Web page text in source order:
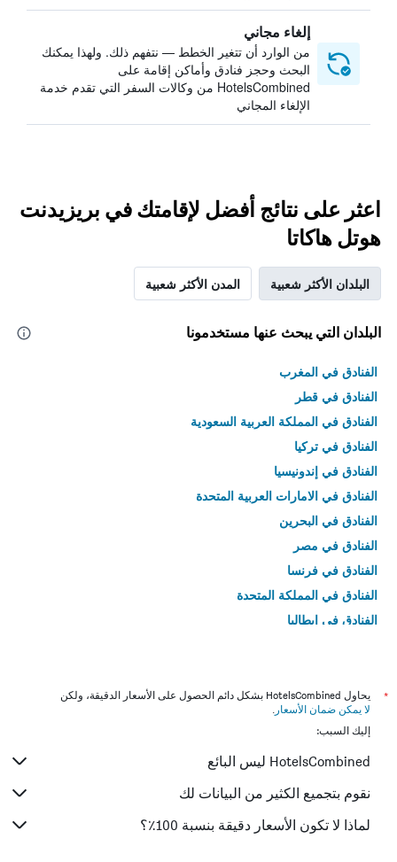
إلغاء مجاني
من الوارد أن تتغير الخطط — نتفهم ذلك. ولهذا يمكنك
البحث وحجز فنادق وأماكن إقامة على
HotelsCombined من وكالات السفر التي تقدم خدمة
الإلغاء المجاني
اعثر على نتائج أفضل لإقامتك في بريزيدنت
هوتل هاكاتا
البلدان الأكثر شعبية المدن الأكثر شعبية
البلدان التي يبحث عنها مستخدمونا
الفنادق في المغرب
الفنادق في قطر
الفنادق في المملكة العربية السعودية
الفنادق في تركيا
الفنادق في إندونيسيا
الفنادق في الامارات العربية المتحدة
الفنادق في البحرين
الفنادق في مصر
الفنادق في فرنسا
الفنادق في المملكة المتحدة
الفنادق في إيطاليا
*
يحاول HotelsCombined بشكل دائم الحصول على الأسعار الدقيقة، ولكن
لا يمكن ضمان الأسعار .
إليك السبب:
HotelsCombined ليس البائع
نقوم بتجميع الكثير من البيانات لك
لماذا لا تكون الأسعار دقيقة بنسبة 100٪؟